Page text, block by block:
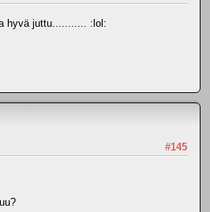
hyvä juttu........... :lol:
#145